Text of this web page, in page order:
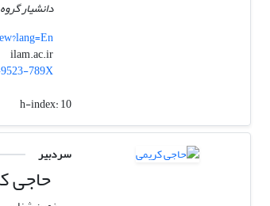
دانشیار
n.rostami
ilam.ac.ir
789X
h-index:10
سردبیر
حاجی